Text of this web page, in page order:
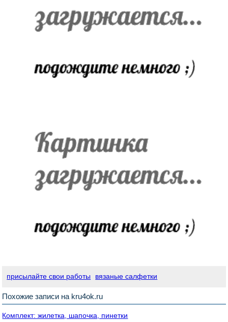
присылайте свои работы вязаные салфетки
Похожие записи на kru4ok.ru
Комплект: жилетка, шапочка, пинетки